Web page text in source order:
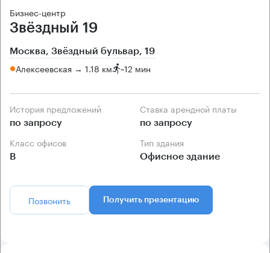
Бизнес-центр
Звёздный 19
Москва, Звёздный бульвар, 19
Алексеевская → 1.18 км ~12 мин
История предложений
по запросу
Ставка арендной платы
по запросу
Класс офисов
B
Тип здания
Офисное здание
Позвонить Получить презентацию